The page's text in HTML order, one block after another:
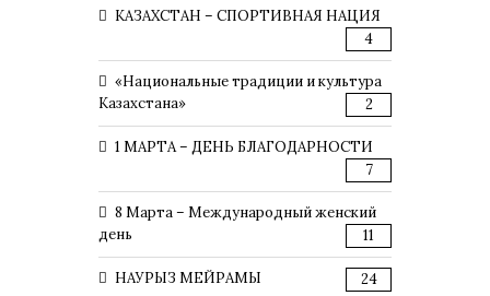
КАЗАХСТАН – СПОРТИВНАЯ НАЦИЯ
4
«Национальные традиции и культура
Казахстана»
2
1 МАРТА – ДЕНЬ БЛАГОДАРНОСТИ
7
8 Марта – Международный женский
день
11
НАУРЫЗ МЕЙРАМЫ 24